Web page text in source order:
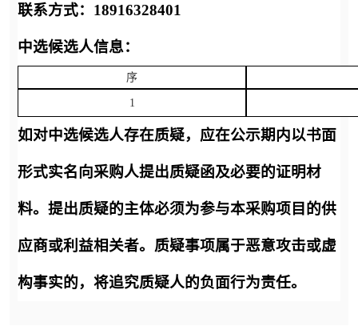
联系方式：18916328401
中选候选人信息：
序
1
如对中选候选人存在质疑，应在公示期内以书面
形式实名向采购人提出质疑函及必要的证明材
料。提出质疑的主体必须为参与本采购项目的供
应商或利益相关者。质疑事项属于恶意攻击或虚
构事实的，将追究质疑人的负面行为责任。